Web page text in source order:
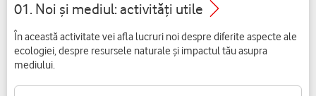
01. Noi și mediul: activități utile
În această activitate vei afla lucruri noi despre diferite aspecte ale
ecologiei, despre resursele naturale și impactul tău asupra
mediului.